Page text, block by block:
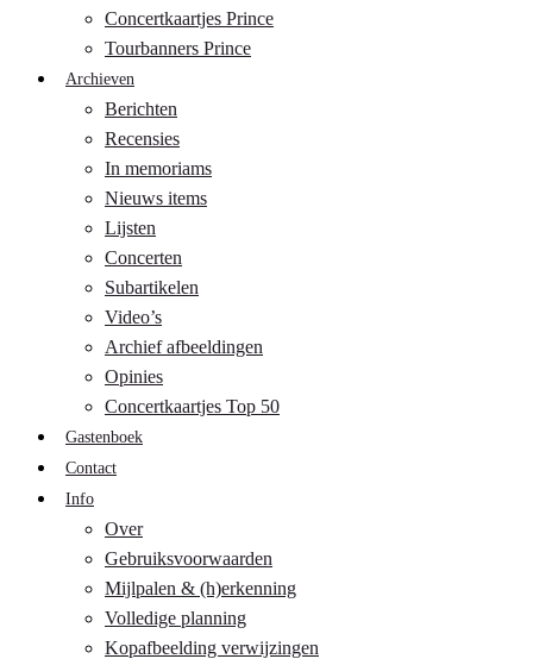
Concertkaartjes Prince
Tourbanners Prince
Archieven
Berichten
Recensies
In memoriams
Nieuws items
Lijsten
Concerten
Subartikelen
Video’s
Archief afbeeldingen
Opinies
Concertkaartjes Top 50
Gastenboek
Contact
Info
Over
Gebruiksvoorwaarden
Mijlpalen & (h)erkenning
Volledige planning
Kopafbeelding verwijzingen